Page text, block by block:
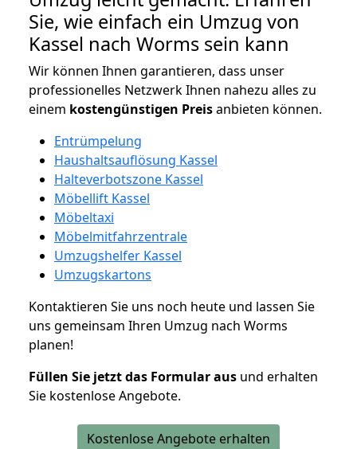
Sie, wie einfach ein Umzug von
Kassel nach Worms sein kann
Wir können Ihnen garantieren, dass unser
professionelles Netzwerk Ihnen nahezu alles zu
einem kostengünstigen Preisanbieten können.
Entrümpelung
Haushaltsauflösung Kassel
Halteverbotszone Kassel
Möbellift Kassel
Möbeltaxi
Möbelmitfahrzentrale
Umzugshelfer Kassel
Umzugskartons
Kontaktieren Sie uns noch heute und lassen Sie
uns gemeinsam Ihren Umzug nach Worms
planen!
Füllen Sie jetzt das Formular aus und erhalten
Sie kostenlose Angebote.
Kostenlose Angebote erhalten